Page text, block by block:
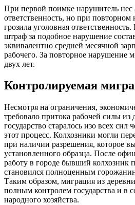
При первой поимке нарушитель
ответственность, но при
грозила уголовная
штраф за подобное нарушение
эквивалентно средней месячной
рабочего. За повторное нарушение
двух лет.
Контролируемая
Несмотря на ограничения,
требовало притока рабочей силы из
государство старалось изо всех сил
этот процесс. Колхозники могли
при наличии разрешения, которое
установленного образца. После
работу в городе бывший колхозник
становился полноценным
Таким образом, миграция из
полным контролем государства и в
народного хозяйства.